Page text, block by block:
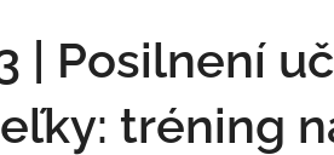
| Posilnení
tréning